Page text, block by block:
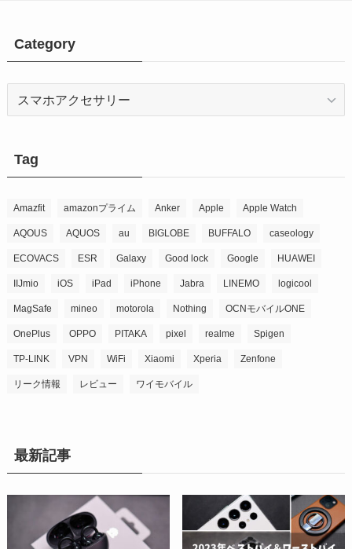
Category
Tag
Amazfit amazonプライム Anker Apple Apple Watch
AQOUS AQUOS au BIGLOBE BUFFALO caseology
ECOVACS ESR Galaxy Good lock Google HUAWEI
IIJmio iOS iPad iPhone Jabra LINEMO logicool
MagSafe mineo motorola Nothing OCNモバイルONE
OnePlus OPPO PITAKA pixel realme Spigen
TP-LINK VPN WiFi Xiaomi Xperia Zenfone
リーク情報 レビュー ワイモバイル
最新記事